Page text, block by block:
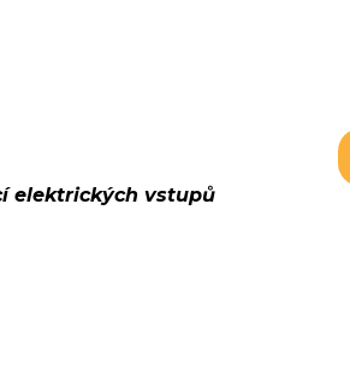
elektrických vstupů